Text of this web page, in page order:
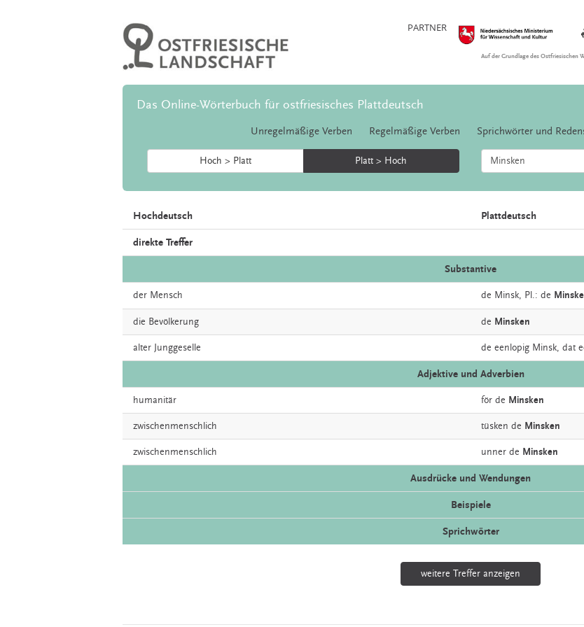
PARTNER
Auf der Grundlage des Ostfriesischen
Das Online-Wörterbuch für ostfriesisches Plattdeutsch
Unregelmäßige Verben Regelmäßige Verben Sprichwörter und
Hoch > Platt Platt > Hoch
Hochdeutsch Plattdeutsch
direkte Treffer
Substantive
der Mensch de Minsk, Pl.: de
die Bevölkerung de Minsken
alter Junggeselle de eenlopig Minsk, dat
Adjektive und Adverbien
humanitär för de Minsken
zwischenmenschlich tüsken de Minsken
zwischenmenschlich unner de Minsken
Ausdrücke und Wendungen
Beispiele
Sprichwörter
weitere Treffer anzeigen